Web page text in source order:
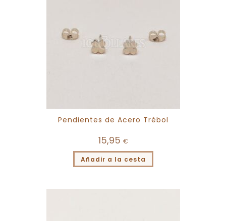
Pendientes de Acero Trébol
15,95 €
Añadir a la cesta